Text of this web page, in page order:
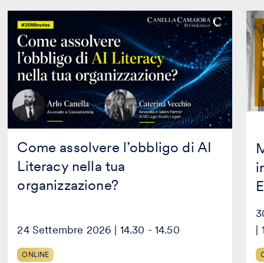
eventi
Come assolvere l’obbligo di AI
Literacy nella tua
organizzazione?
assolvere
l’obbligo
Literacy
nella
tua
organizzazione?
24 Settembre 2026 | 14.30 - 14.50
ONLINE
in
con